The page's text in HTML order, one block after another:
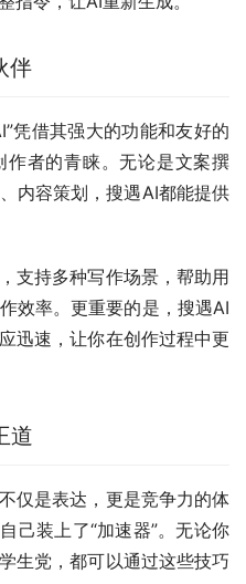
伴
凭借其强大的功能和友好的
者的青睐。无论是文案撰
内容策划，搜遇AI都能提供
支持多种写作场景，帮助用
效率。更重要的是，搜遇AI
迅速，让你在创作过程中更
道
仅是表达，更是竞争力的体
己装上了“加速器”。无论你
生党，都可以通过这些技巧